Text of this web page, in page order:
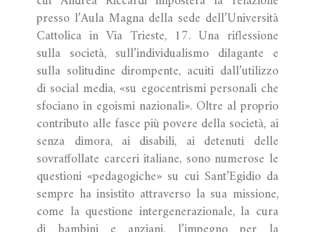
presso l’Aula Magna della sede dell’Università
Cattolica in Via Trieste, 17. Una riflessione
sulla società, sull’individualismo dilagante e
sulla solitudine dirompente, acuiti dall’utilizzo
di social media, «su egocentrismi personali che
sfociano in egoismi nazionali». Oltre al proprio
contributo alle fasce più povere della società, ai
senza dimora, ai disabili, ai detenuti delle
sovraffollate carceri italiane, sono numerose le
questioni «pedagogiche» su cui Sant’Egidio da
sempre ha insistito attraverso la sua missione,
come la questione intergenerazionale, la cura